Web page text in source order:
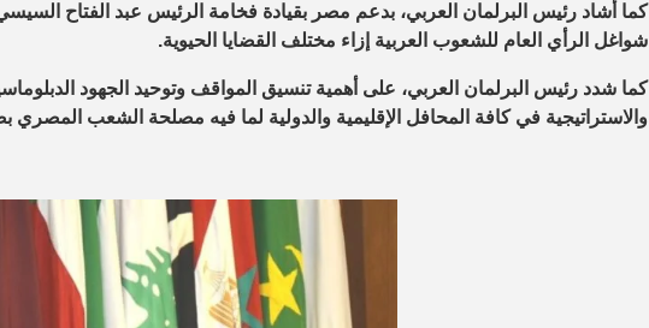
كما أشاد رئيس البرلمان العربي، بدعم مصر بقيادة فخامة الرئيس عبد الفتاح السيسي
شواغل الرأي العام للشعوب العربية إزاء مختلف القضايا الحيوية.
كما شدد رئيس البرلمان العربي، على أهمية تنسيق المواقف وتوحيد الجهود الدبلوماسية
والاستراتيجية في كافة المحافل الإقليمية والدولية لما فيه مصلحة الشعب